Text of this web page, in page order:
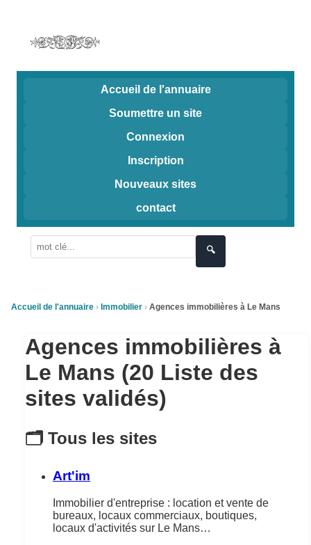
Accueil de l'annuaire
Soumettre un site
Connexion
Inscription
Nouveaux sites
contact
🔍
Accueil de l'annuaire Immobilier Agences immobilières à Le Mans
Agences immobilières à
Le Mans (20 Liste des
sites validés)
🗂️ Tous les sites
Art'im
Immobilier d'entreprise : location et vente de
bureaux, locaux commerciaux, boutiques,
locaux d'activités sur Le Mans…